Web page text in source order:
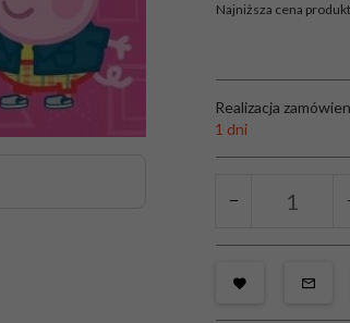
Najniższa cena
Realizacja
1 dni